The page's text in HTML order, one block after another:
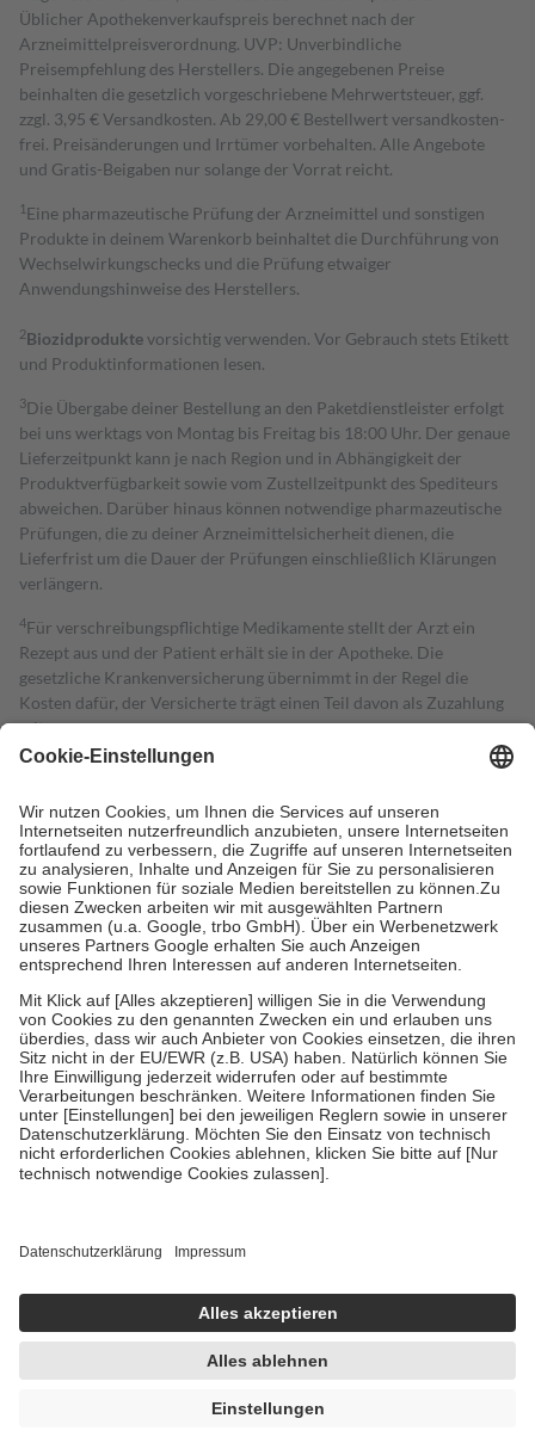
Üblicher Apothekenverkaufspreis berechnet nach der
Arzneimittelpreisverordnung. UVP: Unverbindliche
Preisempfehlung des Herstellers. Die angegebenen Preise
beinhalten die gesetzlich vorgeschriebene Mehrwertsteuer, ggf.
zzgl. 3,95 € Versandkosten. Ab 29,00 € Bestell­wert versand­kosten­
frei. Preisänderungen und Irrtümer vorbehalten. Alle Angebote
und Gratis-Beigaben nur solange der Vorrat reicht.
1 Eine pharmazeutische Prüfung der Arzneimittel und sonstigen
Produkte in deinem Warenkorb beinhaltet die Durchführung von
Wechselwirkungschecks und die Prüfung etwaiger
Anwendungshinweise des Herstellers.
2Biozidproduktevorsichtig verwenden. Vor Gebrauch stets Etikett
und Produktinformationen lesen.
3Die Übergabe deiner Bestellung an den Paketdienstleister erfolgt
bei uns werktags von Montag bis Freitag bis 18:00 Uhr. Der genaue
Lieferzeitpunkt kann je nach Region und in Abhängigkeit der
Produktverfügbarkeit sowie vom Zustellzeitpunkt des Spediteurs
abweichen. Darüber hinaus können notwendige pharmazeutische
Prüfungen, die zu deiner Arzneimittelsicherheit dienen, die
Lieferfrist um die Dauer der Prüfungen einschließlich Klärungen
verlängern.
4Für verschreibungspflichtige Medikamente stellt der Arzt ein
Rezept aus und der Patient erhält sie in der Apotheke. Die
gesetzliche Krankenversicherung übernimmt in der Regel die
Kosten dafür, der Versicherte trägt einen Teil davon als Zuzahlung
mit.
Grundsätzlich leisten Mitglieder Zuzahlungen in Höhe von zehn
höchstens zehn Euro.
Es sind jedoch nie mehr als die tatsächlichen
Kosten der Leistung zu entrichten.
Diese Regeln gelten grundsätzlich auch für Online-Apotheken.
Bei Heilmitteln und häuslicher Krankenpflege beträgt die
Zuzahlung zehn Prozent der Kosten sowie zehn Euro je
Verordnung.
Um das Engagement der Versicherten für ihre eigene Gesundheit zu
stärken und die besondere Stellung der Familie zu unterstützen,
fallenkeine Zuzahlungenan bei:
• Kindern und Jugendlichen bis zum vollendeten 18. Lebensjahr
mit Ausnahme der Fahrkosten
• Untersuchungen zur Vorsorge und Früherkennung, die von der
GKV getragen werden
• empfohlenen Schutzimpfungen
• Harn- und Blutteststreifen
getroffen, um sicherzustellen, dass es sich um echte Bewertungen
https://help.etrusted.com/hc/de/articles/4419944605341
Einige Bilder und Inhalte wurden unter Zuhilfenahme künstlicher